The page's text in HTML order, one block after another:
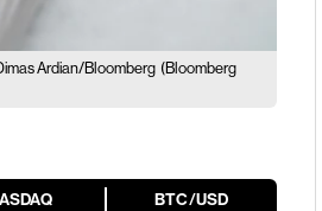
Ardian/Bloomberg (Bloomberg
BTC/USD